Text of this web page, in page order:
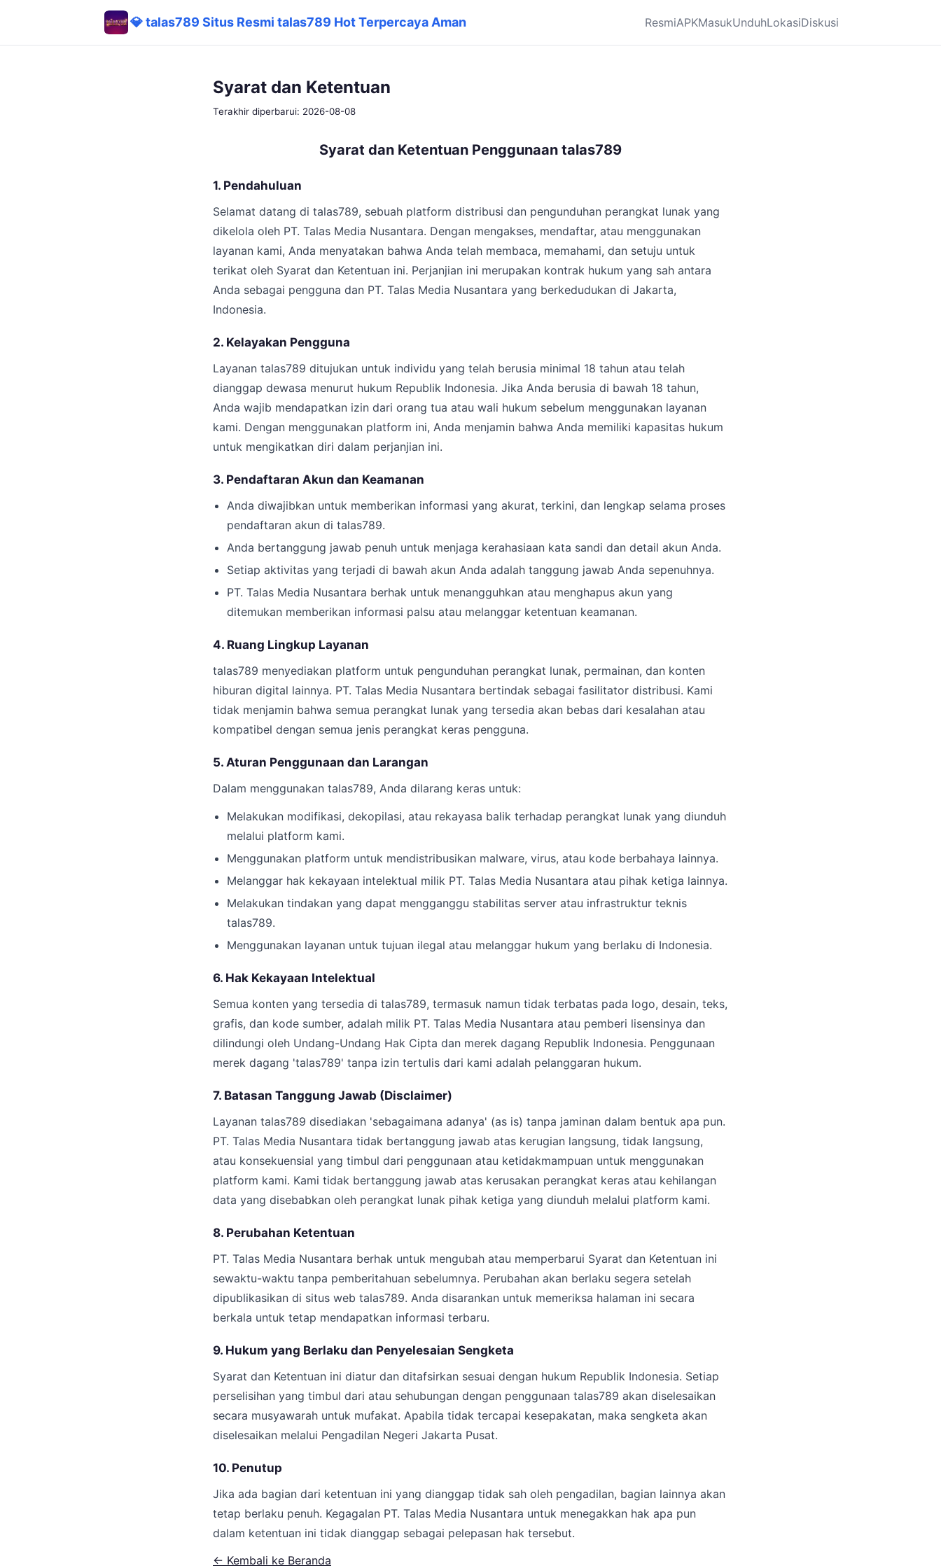
💎 talas789 Situs Resmi talas789 Hot Terpercaya Aman ResmiAPKMasukUnduhLokasiDiskusi
Syarat dan Ketentuan
Terakhir diperbarui: 2026-08-08
Syarat dan Ketentuan Penggunaan talas789
1. Pendahuluan
Selamat datang di talas789, sebuah platform distribusi dan pengunduhan perangkat lunak yang
dikelola oleh PT. Talas Media Nusantara. Dengan mengakses, mendaftar, atau menggunakan
layanan kami, Anda menyatakan bahwa Anda telah membaca, memahami, dan setuju untuk
terikat oleh Syarat dan Ketentuan ini. Perjanjian ini merupakan kontrak hukum yang sah antara
Anda sebagai pengguna dan PT. Talas Media Nusantara yang berkedudukan di Jakarta,
Indonesia.
2. Kelayakan Pengguna
Layanan talas789 ditujukan untuk individu yang telah berusia minimal 18 tahun atau telah
dianggap dewasa menurut hukum Republik Indonesia. Jika Anda berusia di bawah 18 tahun,
Anda wajib mendapatkan izin dari orang tua atau wali hukum sebelum menggunakan layanan
kami. Dengan menggunakan platform ini, Anda menjamin bahwa Anda memiliki kapasitas hukum
untuk mengikatkan diri dalam perjanjian ini.
3. Pendaftaran Akun dan Keamanan
Anda diwajibkan untuk memberikan informasi yang akurat, terkini, dan lengkap selama proses
pendaftaran akun di talas789.
Anda bertanggung jawab penuh untuk menjaga kerahasiaan kata sandi dan detail akun Anda.
Setiap aktivitas yang terjadi di bawah akun Anda adalah tanggung jawab Anda sepenuhnya.
PT. Talas Media Nusantara berhak untuk menangguhkan atau menghapus akun yang
ditemukan memberikan informasi palsu atau melanggar ketentuan keamanan.
4. Ruang Lingkup Layanan
talas789 menyediakan platform untuk pengunduhan perangkat lunak, permainan, dan konten
hiburan digital lainnya. PT. Talas Media Nusantara bertindak sebagai fasilitator distribusi. Kami
tidak menjamin bahwa semua perangkat lunak yang tersedia akan bebas dari kesalahan atau
kompatibel dengan semua jenis perangkat keras pengguna.
5. Aturan Penggunaan dan Larangan
Dalam menggunakan talas789, Anda dilarang keras untuk:
Melakukan modifikasi, dekopilasi, atau rekayasa balik terhadap perangkat lunak yang diunduh
melalui platform kami.
Menggunakan platform untuk mendistribusikan malware, virus, atau kode berbahaya lainnya.
Melanggar hak kekayaan intelektual milik PT. Talas Media Nusantara atau pihak ketiga lainnya.
Melakukan tindakan yang dapat mengganggu stabilitas server atau infrastruktur teknis
talas789.
Menggunakan layanan untuk tujuan ilegal atau melanggar hukum yang berlaku di Indonesia.
6. Hak Kekayaan Intelektual
Semua konten yang tersedia di talas789, termasuk namun tidak terbatas pada logo, desain, teks,
grafis, dan kode sumber, adalah milik PT. Talas Media Nusantara atau pemberi lisensinya dan
dilindungi oleh Undang-Undang Hak Cipta dan merek dagang Republik Indonesia. Penggunaan
merek dagang 'talas789' tanpa izin tertulis dari kami adalah pelanggaran hukum.
7. Batasan Tanggung Jawab (Disclaimer)
Layanan talas789 disediakan 'sebagaimana adanya' (as is) tanpa jaminan dalam bentuk apa pun.
PT. Talas Media Nusantara tidak bertanggung jawab atas kerugian langsung, tidak langsung,
atau konsekuensial yang timbul dari penggunaan atau ketidakmampuan untuk menggunakan
platform kami. Kami tidak bertanggung jawab atas kerusakan perangkat keras atau kehilangan
data yang disebabkan oleh perangkat lunak pihak ketiga yang diunduh melalui platform kami.
8. Perubahan Ketentuan
PT. Talas Media Nusantara berhak untuk mengubah atau memperbarui Syarat dan Ketentuan ini
sewaktu-waktu tanpa pemberitahuan sebelumnya. Perubahan akan berlaku segera setelah
dipublikasikan di situs web talas789. Anda disarankan untuk memeriksa halaman ini secara
berkala untuk tetap mendapatkan informasi terbaru.
9. Hukum yang Berlaku dan Penyelesaian Sengketa
Syarat dan Ketentuan ini diatur dan ditafsirkan sesuai dengan hukum Republik Indonesia. Setiap
perselisihan yang timbul dari atau sehubungan dengan penggunaan talas789 akan diselesaikan
secara musyawarah untuk mufakat. Apabila tidak tercapai kesepakatan, maka sengketa akan
diselesaikan melalui Pengadilan Negeri Jakarta Pusat.
10. Penutup
Jika ada bagian dari ketentuan ini yang dianggap tidak sah oleh pengadilan, bagian lainnya akan
tetap berlaku penuh. Kegagalan PT. Talas Media Nusantara untuk menegakkan hak apa pun
dalam ketentuan ini tidak dianggap sebagai pelepasan hak tersebut.
← Kembali ke Beranda